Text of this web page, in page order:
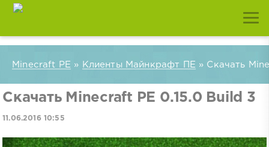
Minecraft PE » Клиенты Майнкрафт ПЕ » Скачать
Скачать Minecraft PE 0.15.0 Build 3
11.06.2016 10:55